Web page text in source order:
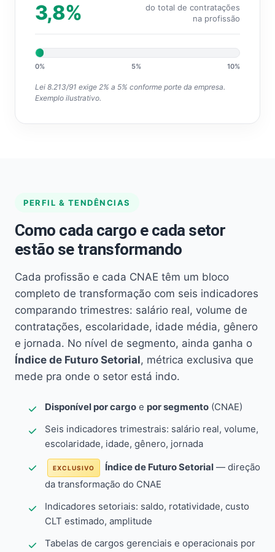
3,8%
do total de contratações
na profissão
0% 5% 10%
Lei 8.213/91 exige 2% a 5% conforme porte da empresa.
Exemplo ilustrativo.
PERFIL & TENDÊNCIAS
Como cada cargo e cada setor
estão se transformando
Cada profissão e cada CNAE têm um bloco
completo de transformação com seis indicadores
comparando trimestres: salário real, volume de
contratações, escolaridade, idade média, gênero
e jornada. No nível de segmento, ainda ganha o
Índice de Futuro Setorial, métrica exclusiva que
mede pra onde o setor está indo.
Disponível por cargo e por segmento (CNAE)
Seis indicadores trimestrais: salário real, volume,
escolaridade, idade, gênero, jornada
EXCLUSIVO Índice de Futuro Setorial — direção
da transformação do CNAE
Indicadores setoriais: saldo, rotatividade, custo
CLT estimado, amplitude
Tabelas de cargos gerenciais e operacionais por